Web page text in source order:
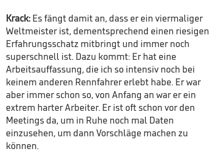
Krack: Es fängt damit an, dass er ein viermaliger
Weltmeister ist, dementsprechend einen riesigen
Erfahrungsschatz mitbringt und immer noch
superschnell ist. Dazu kommt: Er hat eine
Arbeitsauffassung, die ich so intensiv noch bei
keinem anderen Rennfahrer erlebt habe. Er war
aber immer schon so, von Anfang an war er ein
extrem harter Arbeiter. Er ist oft schon vor den
Meetings da, um in Ruhe noch mal Daten
einzusehen, um dann Vorschläge machen zu
können.